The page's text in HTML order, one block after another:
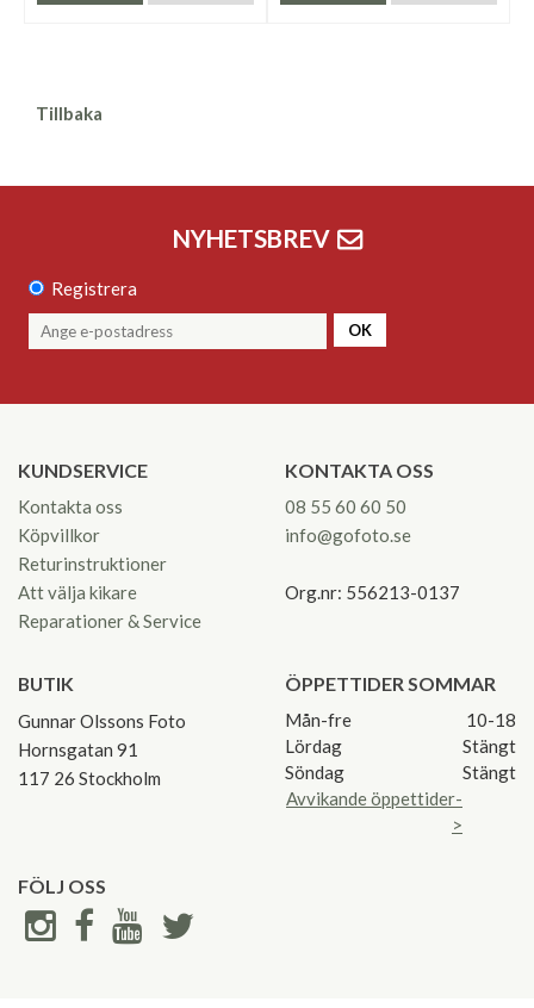
Tillbaka
NYHETSBREV
Registrera
OK
KUNDSERVICE
Kontakta oss
Köpvillkor
Returinstruktioner
Att välja kikare
Reparationer & Service
KONTAKTA OSS
08 55 60 60 50
info@gofoto.se
Org.nr: 556213-0137
BUTIK
Gunnar Olssons Foto
Hornsgatan 91
117 26 Stockholm
ÖPPETTIDER SOMMAR
Mån-fre
10-18
Lördag
Stängt
Söndag
Stängt
Avvikande öppettider-
>
FÖLJ OSS